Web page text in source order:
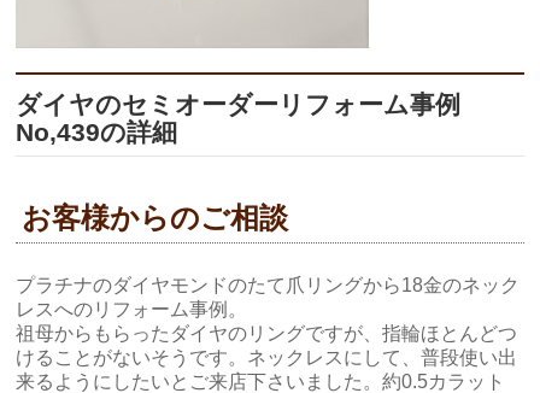
ダイヤのセミオーダーリフォーム事例
No,439の詳細
お客様からのご相談
プラチナのダイヤモンドのたて爪リングから18金のネック
レスへのリフォーム事例。
祖母からもらったダイヤのリングですが、指輪ほとんどつ
けることがないそうです。ネックレスにして、普段使い出
来るようにしたいとご来店下さいました。約0.5カラット